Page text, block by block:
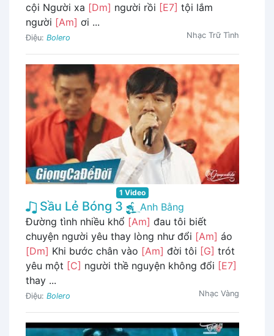
cội Người xa [Dm] người rồi [E7] tội lắm
người [Am] ơi ...
Điệu: Bolero Nhạc Trữ Tình
1 Video
Sầu Lẻ Bóng 3
Anh Bằng
Đường tình nhiều khổ [Am] đau tôi biết
chuyện người yêu thay lòng như đổi [Am] áo
[Dm] Khi bước chân vào [Am] đời tôi [G] trót
yêu một [C] người thề nguyện không đổi [E7]
thay ...
Điệu: Bolero Nhạc Vàng